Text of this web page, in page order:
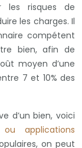
les risques de
les charges. Il
compétent
bien, afin de
moyen d’une
7 et 10% des
d’un bien, voici
applications
on peut